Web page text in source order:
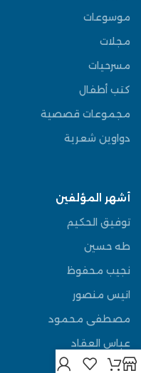
موسوعات
مجلات
مسرحيات
كتب أطفال
مجموعات قصصية
دواوين شعرية
أشهر المؤلفين
توفيق الحكيم
طه حسين
نجيب محفوظ
انيس منصور
مصطفى محمود
عباس العقاد
يوسف السباعي